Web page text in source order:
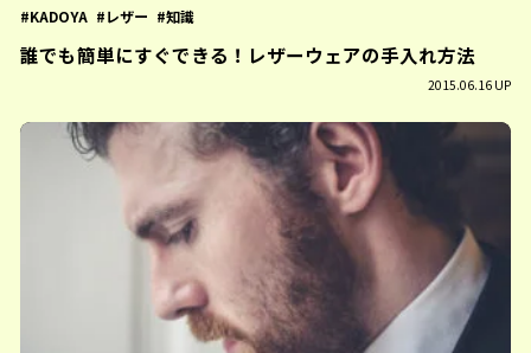
KADOYA レザー 知識
誰でも簡単にすぐできる！レザーウェアの手入れ方法
2015.06.16 UP